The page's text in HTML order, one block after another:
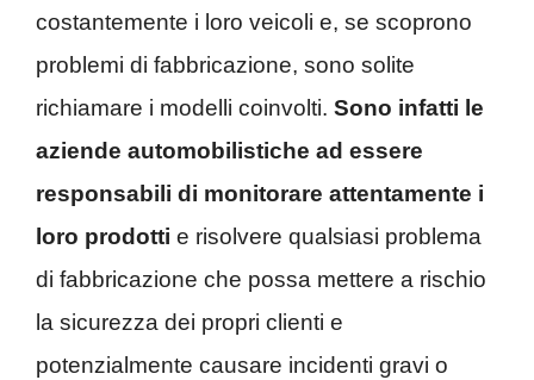
costantemente i loro veicoli e, se scoprono
problemi di fabbricazione, sono solite
richiamare i modelli coinvolti. Sono infatti le
aziende automobilistiche ad essere
responsabili di monitorare attentamente i
loro prodotti e risolvere qualsiasi problema
di fabbricazione che possa mettere a rischio
la sicurezza dei propri clienti e
potenzialmente causare incidenti gravi o